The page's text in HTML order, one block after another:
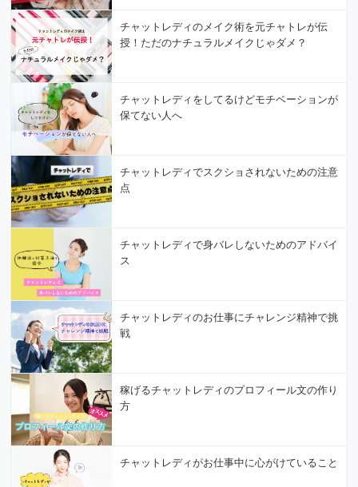
チャットレディのメイク術を元チャトレが伝
授！ただのナチュラルメイクじゃダメ？
チャットレディをしてるけどモチベーションが
保てない人へ
チャットレディでスクショされないための注意
点
チャットレディで身バレしないためのアドバイ
ス
チャットレディのお仕事にチャレンジ精神で挑
戦
稼げるチャットレディのプロフィール文の作り
方
チャットレディがお仕事中に心がけていること